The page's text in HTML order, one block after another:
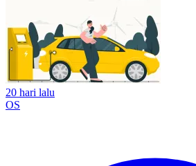
20 hari lalu
OS